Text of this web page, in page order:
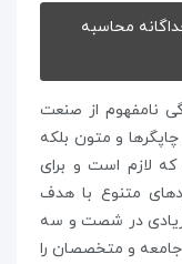
محاسبه
نامفهوم از صنعت
و متون بلکه
لازم است و برای
متنوع با هدف
زیادی در شصت و سه
و متخصصان را